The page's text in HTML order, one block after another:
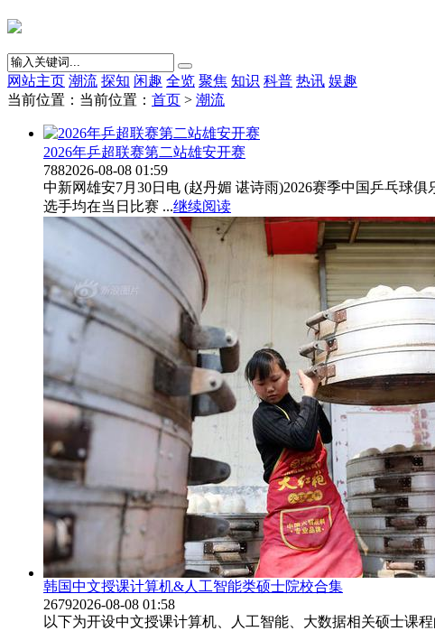
网站主页 潮流 探知 闲趣 全览 聚焦 知识 科普 热讯 娱趣
当前位置：当前位置： 首页 > 潮流
2026年乒超联赛第二站雄安开赛
7882026-08-08 01:59
中新网雄安7月30日电 (赵丹媚 谌诗雨)2026赛季中国乒乓球
选手均在当日比赛 ...继续阅读
韩国中文授课计算机&人工智能类硕士院校合集
26792026-08-08 01:58
以下为开设中文授课计算机、人工智能、大数据相关硕士课